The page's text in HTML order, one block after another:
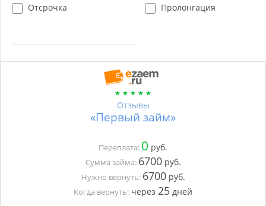
Отсрочка Пролонгация
Отзывы
«Первый займ»
Переплата: 0 руб.
Сумма займа: 6700руб.
Нужно вернуть: 6700руб.
Когда вернуть: через 25 дней